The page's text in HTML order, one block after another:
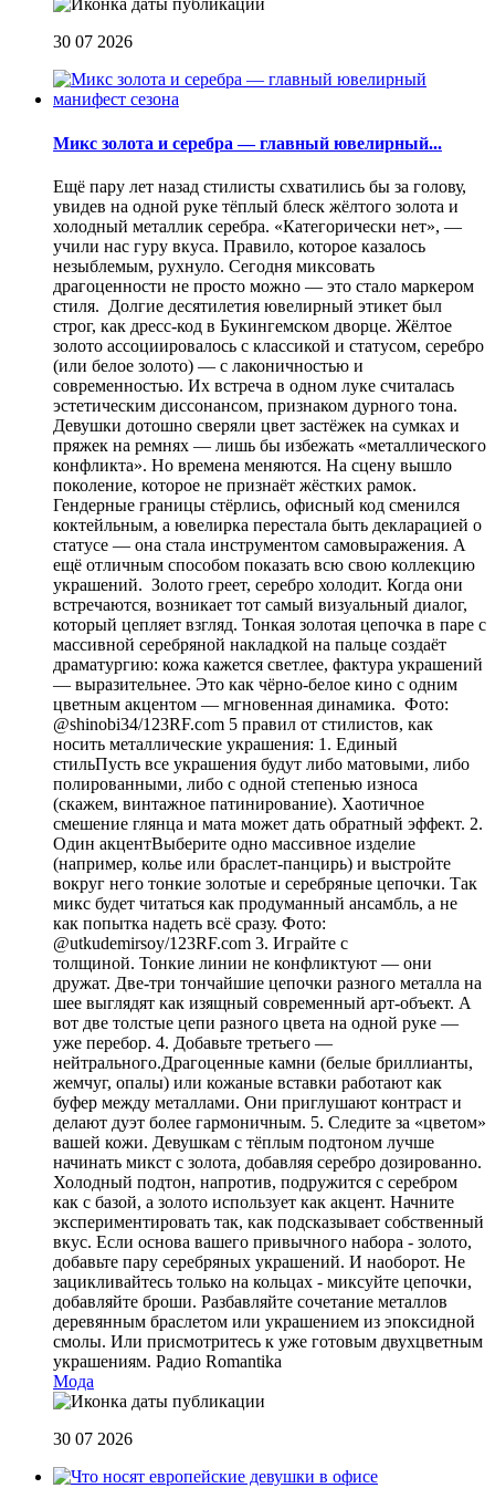
30 07 2026
Микс золота и серебра — главный ювелирный...
Ещё пару лет назад стилисты схватились бы за голову,
увидев на одной руке тёплый блеск жёлтого золота и
холодный металлик серебра. «Категорически нет», —
учили нас гуру вкуса. Правило, которое казалось
незыблемым, рухнуло. Сегодня миксовать
драгоценности не просто можно — это стало маркером
стиля. Долгие десятилетия ювелирный этикет был
строг, как дресс-код в Букингемском дворце. Жёлтое
золото ассоциировалось с классикой и статусом, серебро
(или белое золото) — с лаконичностью и
современностью. Их встреча в одном луке считалась
эстетическим диссонансом, признаком дурного тона.
Девушки дотошно сверяли цвет застёжек на сумках и
пряжек на ремнях — лишь бы избежать «металлического
конфликта». Но времена меняются. На сцену вышло
поколение, которое не признаёт жёстких рамок.
Гендерные границы стёрлись, офисный код сменился
коктейльным, а ювелирка перестала быть декларацией о
статусе — она стала инструментом самовыражения. А
ещё отличным способом показать всю свою коллекцию
украшений. Золото греет, серебро холодит. Когда они
встречаются, возникает тот самый визуальный диалог,
который цепляет взгляд. Тонкая золотая цепочка в паре с
массивной серебряной накладкой на пальце создаёт
драматургию: кожа кажется светлее, фактура украшений
— выразительнее. Это как чёрно-белое кино с одним
цветным акцентом — мгновенная динамика. Фото:
@shinobi34/123RF.com 5 правил от стилистов, как
носить металлические украшения: 1. Единый
стильПусть все украшения будут либо матовыми, либо
полированными, либо с одной степенью износа
(скажем, винтажное патинирование). Хаотичное
смешение глянца и мата может дать обратный эффект. 2.
Один акцентВыберите одно массивное изделие
(например, колье или браслет-панцирь) и выстройте
вокруг него тонкие золотые и серебряные цепочки. Так
микс будет читаться как продуманный ансамбль, а не
как попытка надеть всё сразу. Фото:
@utkudemirsoy/123RF.com 3. Играйте с
толщиной. Тонкие линии не конфликтуют — они
дружат. Две-три тончайшие цепочки разного металла на
шее выглядят как изящный современный арт-объект. А
вот две толстые цепи разного цвета на одной руке —
уже перебор. 4. Добавьте третьего —
нейтрального.Драгоценные камни (белые бриллианты,
жемчуг, опалы) или кожаные вставки работают как
буфер между металлами. Они приглушают контраст и
делают дуэт более гармоничным. 5. Следите за «цветом»
вашей кожи. Девушкам с тёплым подтоном лучше
начинать микст с золота, добавляя серебро дозированно.
Холодный подтон, напротив, подружится с серебром
как с базой, а золото использует как акцент. Начните
экспериментировать так, как подсказывает собственный
вкус. Если основа вашего привычного набора - золото,
добавьте пару серебряных украшений. И наоборот. Не
зацикливайтесь только на кольцах - миксуйте цепочки,
добавляйте броши. Разбавляйте сочетание металлов
деревянным браслетом или украшением из эпоксидной
смолы. Или присмотритесь к уже готовым двухцветным
украшениям. Радио Romantika
Мода
30 07 2026